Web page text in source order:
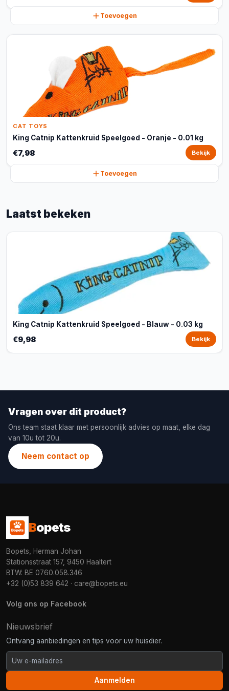
Toevoegen
CAT TOYS
King Catnip Kattenkruid Speelgoed - Oranje - 0.01 kg
€7,98 Bekijk
Toevoegen
Laatst bekeken
King Catnip Kattenkruid Speelgoed - Blauw - 0.03 kg
€9,98 Bekijk
Vragen over dit product?
Ons team staat klaar met persoonlijk advies op maat, elke dag
van 10u tot 20u.
Neem contact op
Bopets
Bopets, Herman Johan
Stationsstraat 157, 9450 Haaltert
BTW: BE 0760.058.346
+32 (0)53 839 642 · care@bopets.eu
Volg ons op Facebook
Nieuwsbrief
Ontvang aanbiedingen en tips voor uw huisdier.
Aanmelden